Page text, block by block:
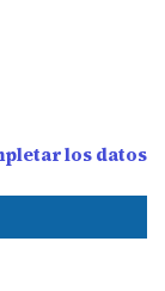
los datos